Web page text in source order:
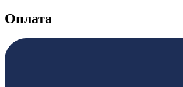
Оплата